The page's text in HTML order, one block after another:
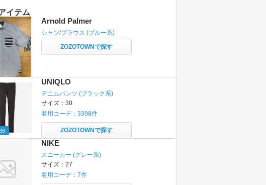
イテム
Arnold Palmer
シャツ/ブラウス (ブルー系)
ZOZOTOWNで探す
UNIQLO
デニムパンツ (ブラック系)
サイズ： 30
着用コーデ： 3398件
ZOZOTOWNで探す
NIKE
スニーカー (グレー系)
サイズ： 27
着用コーデ： 7件